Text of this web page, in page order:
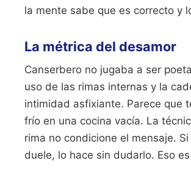
la mente sabe que es correcto y
La métrica del desamor
Canserbero no jugaba a ser
uso de las rimas internas y la
intimidad asfixiante. Parece que
frío en una cocina vacía. La
rima no condicione el mensaje.
duele, lo hace sin dudarlo. Eso